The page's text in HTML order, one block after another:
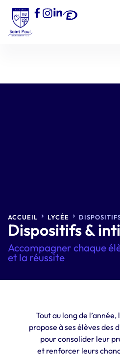
ACCUEIL LYCÉE
Dispositifs &
Accompagner chaque
et la réussite
Tout au long de
propose à ses élèves des
pour consolider leur
et renforcer leurs